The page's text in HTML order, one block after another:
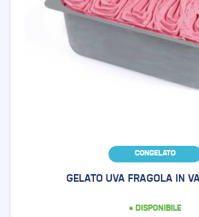
CONGELATO
GELATO UVA FRAGOLA IN
● DISPONIBILE